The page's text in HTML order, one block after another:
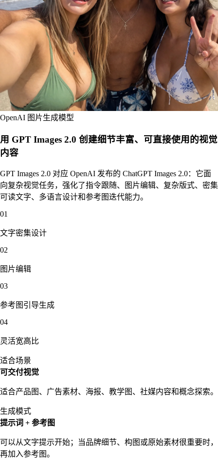
OpenAI 图片生成模型
用 GPT Images 2.0 创建细节丰富、可直接使用的视觉
内容
GPT Images 2.0 对应 OpenAI 发布的 ChatGPT Images 2.0：它面
向复杂视觉任务，强化了指令跟随、图片编辑、复杂版式、密集
可读文字、多语言设计和参考图迭代能力。
01
文字密集设计
02
图片编辑
03
参考图引导生成
04
灵活宽高比
适合场景
可交付视觉
适合产品图、广告素材、海报、教学图、社媒内容和概念探索。
生成模式
提示词 + 参考图
可以从文字提示开始；当品牌细节、构图或原始素材很重要时，
再加入参考图。